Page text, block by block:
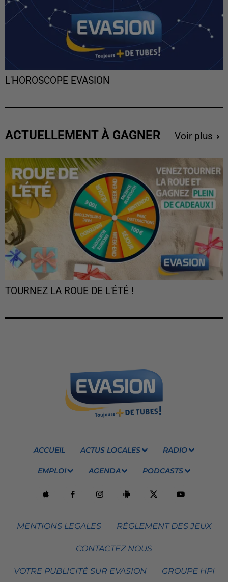
L'HOROSCOPE EVASION
ACTUELLEMENT À GAGNER Voir plus
TOURNEZ LA ROUE DE L'ÉTÉ !
ACCUEIL ACTUS LOCALES RADIO
EMPLOI AGENDA PODCASTS
MENTIONS LEGALES RÈGLEMENT DES JEUX
CONTACTEZ NOUS
VOTRE PUBLICITÉ SUR EVASION GROUPE HPI